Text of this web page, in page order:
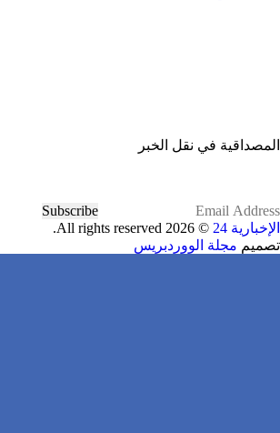
المصداقية في نقل الخبر
Subscribe
الإخبارية 24
© 2026 All rights reserved.
تصميم مجلة الووردبريس